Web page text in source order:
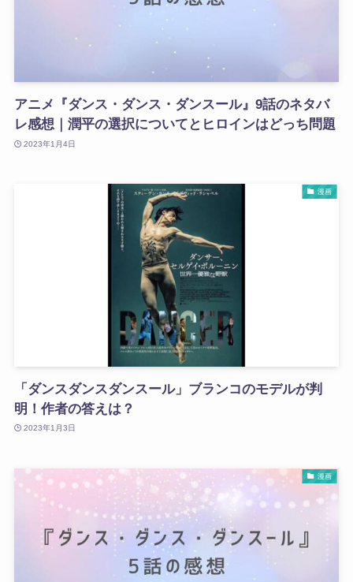
アニメ『ダンス・ダンス・ダンスール』9話のネタバ
レ感想｜潤平の選択についてとヒロインはどっち問題
2023年1月4日
漫画
「ダンスダンスダンスール」ブランコのモデルが判
明！作者の答えは？
2023年1月3日
漫画